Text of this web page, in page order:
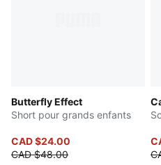
Butterfly Effect
Short pour grands enfants
CAD $24.00
CAD $48.00